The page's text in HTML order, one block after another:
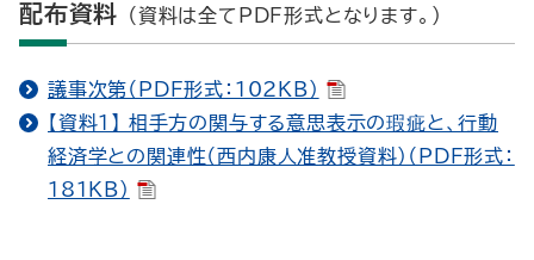
配布資料 （資料は全てPDF形式となります。）
議事次第（PDF形式：102KB）
【資料１】 相手方の関与する意思表示の瑕疵と、行動
経済学との関連性（西内康人准教授資料）（PDF形式：
181KB）